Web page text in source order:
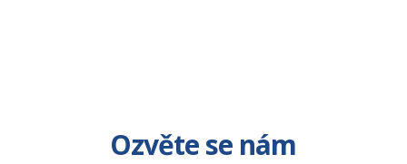
Ozvěte se nám